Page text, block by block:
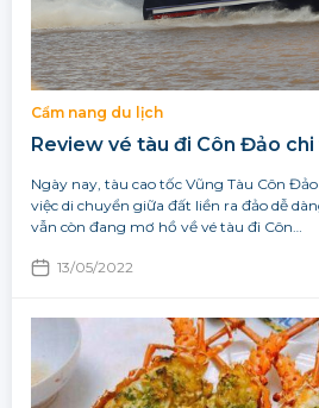
Cẩm nang du lịch
Review vé tàu đi Côn Đảo
Ngày nay, tàu cao tốc Vũng Tàu Côn
việc di chuyển giữa đất liền ra đảo dễ
vẫn còn đang mơ hồ về vé tàu đi Côn…
13/05/2022